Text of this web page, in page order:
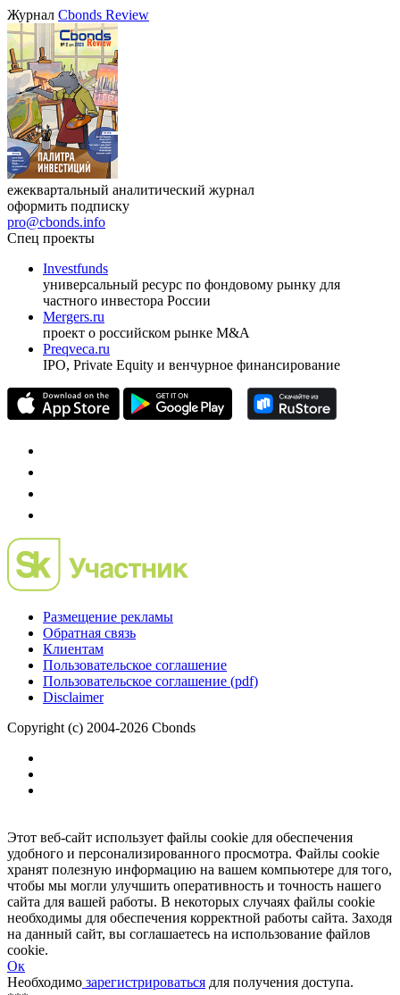
VIII международная конференция «Рынок капитала
Республики Узбекистан»
17.09.2026, Ташкент
ЖурналCbonds Review
оформить подписку
pro@cbonds.info
Спец проекты
Investfunds
универсальный ресурс по фондовому рынку для
частного инвестора России
проект о российском рынке M&A
Preqveca.ru
Размещение рекламы
Обратная связь
Пользовательское соглашение
Copyright (c) 2004-2026 Cbonds
Этот веб-сайт использует файлы cookie для обеспечения
удобного и персонализированного просмотра. Файлы cookie
хранят полезную информацию на вашем компьютере для того,
чтобы мы могли улучшить оперативность и точность нашего
сайта для вашей работы. В некоторых случаях файлы cookie
необходимы для обеспечения корректной работы сайта. Заходя